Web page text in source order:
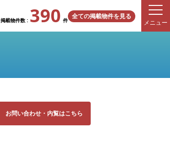
掲載物件数 : 390 件 全ての掲載物件を見る
メニュー
お問い合わせ ・ 内覧はこちら